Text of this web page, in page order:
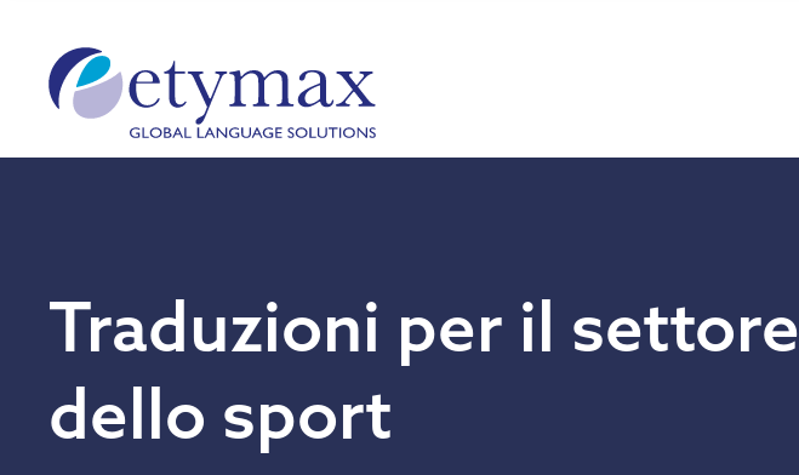
Traduzioni per il settore
dello sport